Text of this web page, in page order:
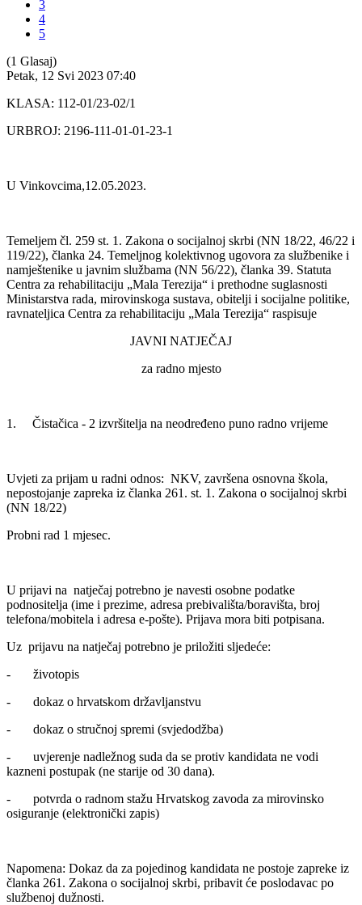
3
4
5
(1 Glasaj)
Petak, 12 Svi 2023 07:40
KLASA: 112-01/23-02/1
URBROJ: 2196-111-01-01-23-1
U Vinkovcima,12.05.2023.
Temeljem čl. 259 st. 1. Zakona o socijalnoj skrbi (NN 18/22, 46/22 i
119/22), članka 24. Temeljnog kolektivnog ugovora za službenike i
namještenike u javnim službama (NN 56/22), članka 39. Statuta
Centra za rehabilitaciju „Mala Terezija“ i prethodne suglasnosti
Ministarstva rada, mirovinskoga sustava, obitelji i socijalne politike,
ravnateljica Centra za rehabilitaciju „Mala Terezija“ raspisuje
JAVNI NATJEČAJ
za radno mjesto
1. Čistačica - 2 izvršitelja na neodređeno puno radno vrijeme
Uvjeti za prijam u radni odnos: NKV, završena osnovna škola,
nepostojanje zapreka iz članka 261. st. 1. Zakona o socijalnoj skrbi
(NN 18/22)
Probni rad 1 mjesec.
U prijavi na natječaj potrebno je navesti osobne podatke
podnositelja (ime i prezime, adresa prebivališta/boravišta, broj
telefona/mobitela i adresa e-pošte). Prijava mora biti potpisana.
Uz prijavu na natječaj potrebno je priložiti sljedeće:
- životopis
- dokaz o hrvatskom državljanstvu
- dokaz o stručnoj spremi (svjedodžba)
- uvjerenje nadležnog suda da se protiv kandidata ne vodi
kazneni postupak (ne starije od 30 dana).
- potvrda o radnom stažu Hrvatskog zavoda za mirovinsko
osiguranje (elektronički zapis)
Napomena: Dokaz da za pojedinog kandidata ne postoje zapreke iz
članka 261. Zakona o socijalnoj skrbi, pribavit će poslodavac po
službenoj dužnosti.